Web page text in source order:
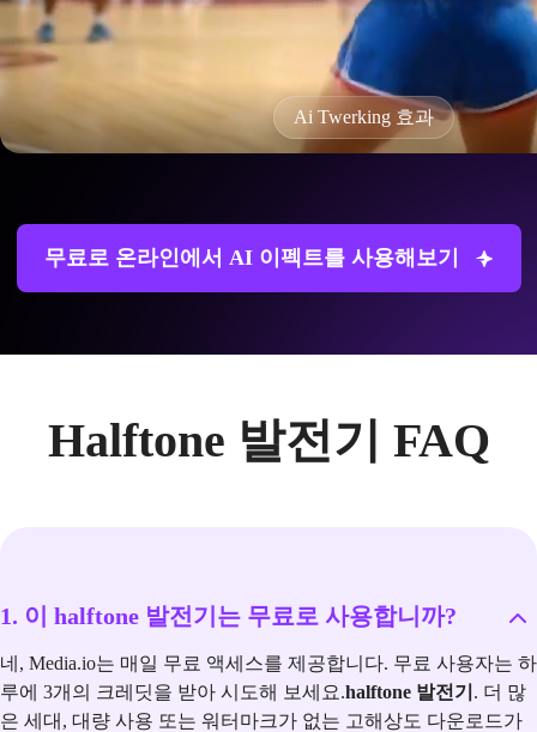
Ai Twerking 효과
무료로 온라인에서 AI 이펙트를 사용해보기
Halftone 발전기 FAQ
1. 이 halftone 발전기는 무료로 사용합니까?
네, Media.io는 매일 무료 액세스를 제공합니다. 무료 사용자는 하
루에 3개의 크레딧을 받아 시도해 보세요.halftone 발전기 . 더 많
은 세대, 대량 사용 또는 워터마크가 없는 고해상도 다운로드가